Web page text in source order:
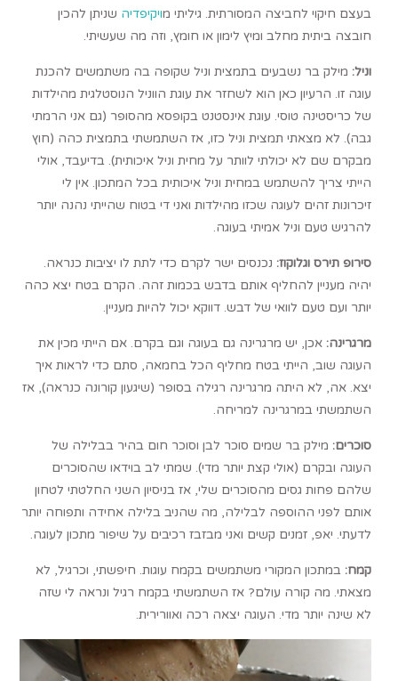
בעצם חיקוי לחביצה המסורתית. גיליתי מויקיפדיה שניתן להכין
חובצה ביתית מחלב ומיץ לימון או חומץ, וזה מה שעשיתי.
וניל: מילק בר נשבעים בתמצית וניל שקופה בה משתמשים להכנת
עוגה זו. הרעיון כאן הוא לשחזר את עוגת הווניל הנוסטלגית מהילדות
של כריסטינה טוסי. עוגת אינסטנט בקופסא מהסופר (גם אני הרמתי
גבה). לא מצאתי תמצית וניל כזו, אז השתמשתי בתמצית כהה (חוץ
מבקרם שם לא יכולתי לוותר על מחית וניל איכותית). בדיעבד, אולי
הייתי צריך להשתמש במחית וניל איכותית בכל המתכון. אין לי
זיכרונות זהים לעוגה שכזו מהילדות ואני די בטוח שהייתי נהנה יותר
להרגיש טעם וניל אמיתי בעוגה.
סירופ תירס וגלוקוז: נכנסים ישר לקרם כדי לתת לו יציבות כנראה.
יהיה מעניין להחליף אותם בדבש בכמות זהה. הקרם בטח יצא כהה
יותר ועם טעם לוואי של דבש. דווקא יכול להיות מעניין.
מרגרינה: אכן, יש מרגרינה גם בעוגה וגם בקרם. אם הייתי מכין את
העוגה שוב, הייתי בטח מחליף הכל בחמאה, סתם כדי לראות איך
יצא. אה, לא היתה מרגרינה רגילה בסופר (שיגעון קורונה כנראה), אז
השתמשתי במרגרינה למריחה.
סוכרים: מילק בר שמים סוכר לבן וסוכר חום בהיר בבלילה של
העוגה ובקרם (אולי קצת יותר מדי). שמתי לב בוידאו שהסוכרים
שלהם פחות גסים מהסוכרים שלי, אז בניסיון השני החלטתי לטחון
אותם לפני ההוספה לבלילה, מה שהניב בלילה אחידה ותפוחה יותר
לדעתי. יאפ, זמנים קשים ואני מבזבז רכיבים על שיפור מתכון לעוגה.
קמח: במתכון המקורי משתמשים בקמח עוגות. חיפשתי, וכרגיל, לא
מצאתי. מה קורה עולם? אז השתמשתי בקמח רגיל ונראה לי שזה
לא שינה יותר מדי. העוגה יצאה רכה ואוורירית.